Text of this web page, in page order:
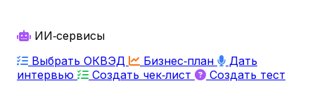
ИИ‑сервисы
Выбрать ОКВЭД
Бизнес‑план
Дать
интервью
Создать чек‑лист Создать тест